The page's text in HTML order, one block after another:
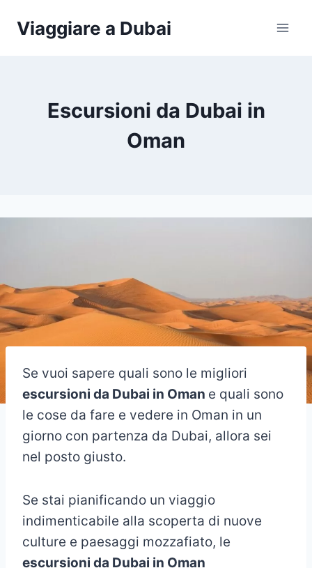
Viaggiare a Dubai
Escursioni da Dubai in
Oman
Se vuoi sapere quali sono le migliori
escursioni da Dubai in Oman e quali sono
le cose da fare e vedere in Oman in un
giorno con partenza da Dubai, allora sei
nel posto giusto.
Se stai pianificando un viaggio
indimenticabile alla scoperta di nuove
culture e paesaggi mozzafiato, le
escursioni da Dubai in Oman